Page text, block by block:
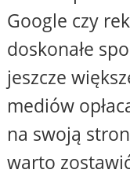
Google czy
doskonałe
jeszcze
mediów
na swoją
warto